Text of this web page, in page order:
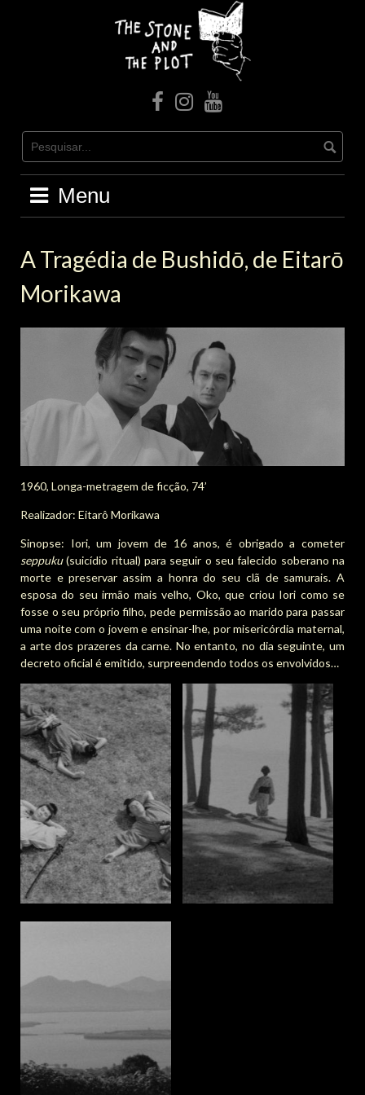
facebookInstagramYoutube
Menu
A Tragédia de Bushidō, de Eitarō
Morikawa
1960, Longa-metragem de ficção, 74’
Realizador: Eitarô Morikawa
Sinopse: Iori, um jovem de 16 anos, é obrigado a cometer
seppuku(suicídio ritual) para seguir o seu falecido soberano na
morte e preservar assim a honra do seu clã de samurais. A
esposa do seu irmão mais velho, Oko, que criou Iori como se
fosse o seu próprio filho, pede permissão ao marido para passar
uma noite com o jovem e ensinar-lhe, por misericórdia maternal,
a arte dos prazeres da carne. No entanto, no dia seguinte, um
decreto oficial é emitido, surpreendendo todos os envolvidos…